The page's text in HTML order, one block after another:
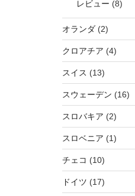
レビュー (8)
オランダ(2)
クロアチア (4)
スイス (13)
スウェーデン (16)
スロバキア (2)
スロベニア (1)
チェコ (10)
ドイツ (17)